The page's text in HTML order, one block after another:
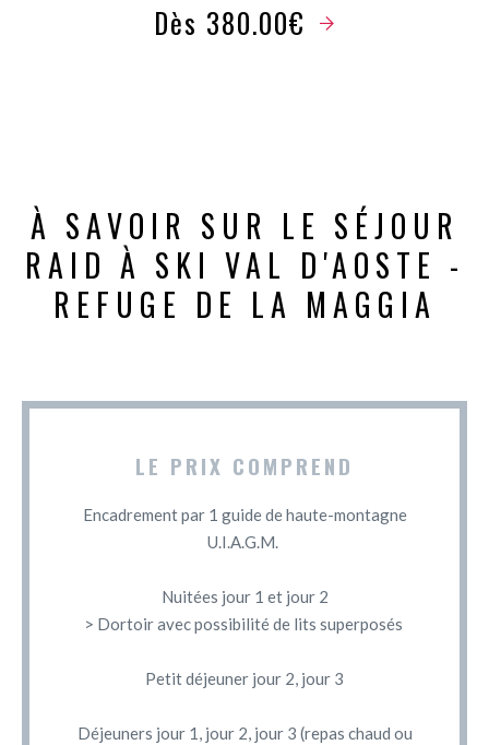
Dès 380.00€
À SAVOIR SUR LE SÉJOUR
RAID À SKI VAL D'AOSTE -
REFUGE DE LA MAGGIA
LE PRIX COMPREND
Encadrement par 1 guide de haute-montagne
U.I.A.G.M.
Nuitées jour 1 et jour 2
> Dortoir avec possibilité de lits superposés
Petit déjeuner jour 2, jour 3
Déjeuners jour 1, jour 2, jour 3 (repas chaud ou